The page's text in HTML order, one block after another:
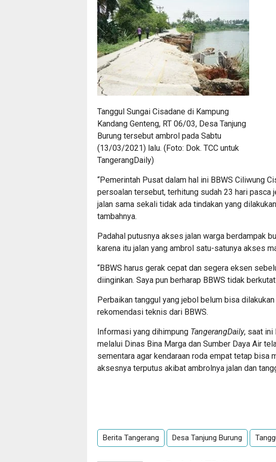
Tanggul Sungai Cisadane di Kampung
Kandang Genteng, RT 06/03, Desa Tanjung
Burung tersebut ambrol pada Sabtu
(13/03/2021) lalu. (Foto: Dok. TCC untuk
TangerangDaily)
“Pemerintah Pusat dalam hal ini BBWS Ciliwung
persoalan tersebut, terhitung sudah 23 hari pasca
jalan sama sekali tidak ada tindakan yang
tambahnya.
Padahal putusnya akses jalan warga berdampak
karena itu jalan yang ambrol satu-satunya akses
“BBWS harus gerak cepat dan segera eksen
diinginkan. Saya pun berharap BBWS tidak
Perbaikan tanggul yang jebol belum bisa
rekomendasi teknis dari BBWS.
Informasi yang dihimpung TangerangDaily, saat ini
melalui Dinas Bina Marga dan Sumber Daya Air
sementara agar kendaraan roda empat tetap bisa
aksesnya terputus akibat ambrolnya jalan dan
Berita Tangerang Desa Tanjung Burung